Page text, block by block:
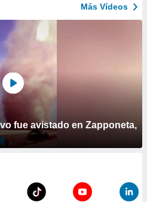
Más Vídeos
fue avistado en Zapponeta,